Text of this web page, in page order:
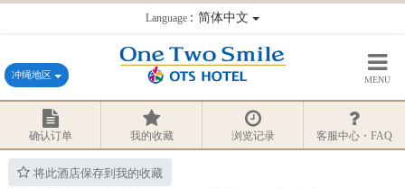
Language：简体中文
冲绳地区 MENU
确认订单 我的收藏 浏览记录 客服中心・FAQ
将此酒店保存到我的收藏